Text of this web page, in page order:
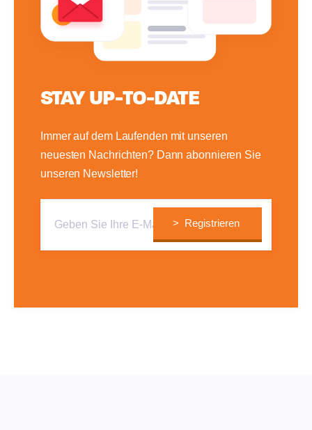
STAY UP-TO-DATE
Immer auf dem Laufenden mit unseren
neuesten Nachrichten? Dann abonnieren Sie
unseren Newsletter!